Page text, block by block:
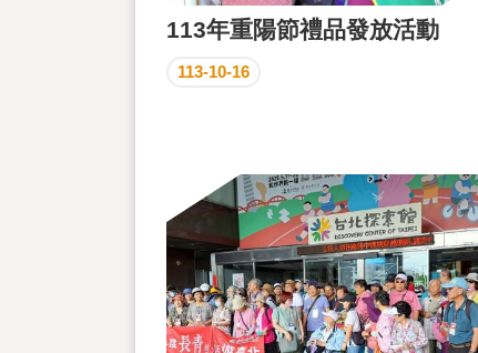
113年重陽節禮品發放活動
113-10-16